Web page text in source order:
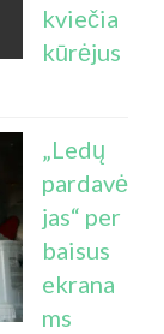
kviečia
kūrėjus
„Ledų
pardavė
jas“ per
baisus
ekrana
ms